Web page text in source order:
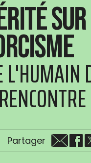
sur
L'HUMAIN
Partager